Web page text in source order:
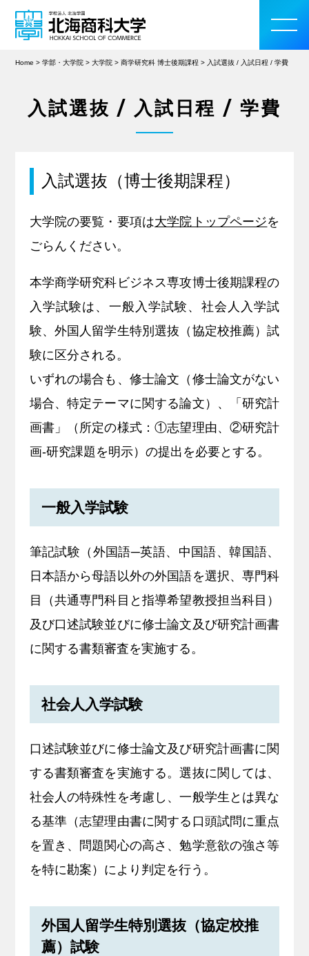
学部・大学院
留学・国際交流
キャリア支援
サイトマップ プライバシーポリシー教員人事
Home >学部・大学院 >大学院 >商学研究科 博士後期課程 > 入試選抜 / 入試日程 / 学費
入試選抜 / 入試日程 / 学費
入試選抜（博士後期課程）
大学院の要覧・要項は大学院トップページを
ごらんください。
本学商学研究科ビジネス専攻博士後期課程の
入学試験は、一般入学試験、社会人入学試
験、外国人留学生特別選抜（協定校推薦）試
験に区分される。
いずれの場合も、修士論文（修士論文がない
場合、特定テーマに関する論文）、「研究計
画書」（所定の様式：①志望理由、②研究計
画-研究課題を明示）の提出を必要とする。
一般入学試験
筆記試験（外国語─英語、中国語、韓国語、
日本語から母語以外の外国語を選択、専門科
目（共通専門科目と指導希望教授担当科目）
及び口述試験並びに修士論文及び研究計画書
に関する書類審査を実施する。
社会人入学試験
口述試験並びに修士論文及び研究計画書に関
する書類審査を実施する。選抜に関しては、
社会人の特殊性を考慮し、一般学生とは異な
る基準（志望理由書に関する口頭試問に重点
を置き、問題関心の高さ、勉学意欲の強さ等
を特に勘案）により判定を行う。
外国人留学生特別選抜（協定校推
薦）試験